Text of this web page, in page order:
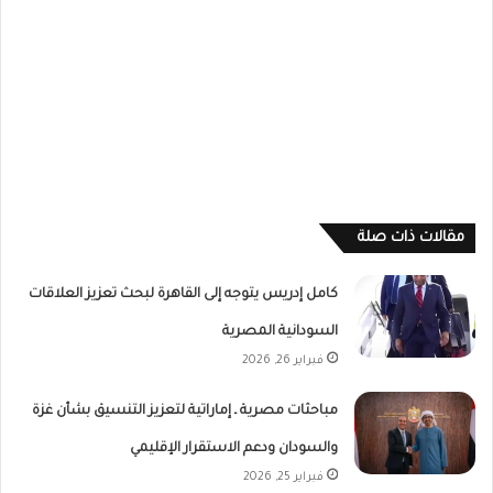
مقالات ذات صلة
كامل إدريس يتوجه إلى القاهرة لبحث تعزيز العلاقات
السودانية المصرية
فبراير 26, 2026
مباحثات مصرية ـ إماراتية لتعزيز التنسيق بشأن غزة
والسودان ودعم الاستقرار الإقليمي
فبراير 25, 2026